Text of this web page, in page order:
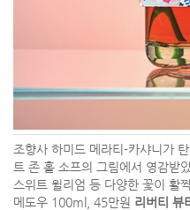
조향사 하미드 메라티-카샤니가
트 존 홀 소프의 그림에서 영감받
스위트 윌리엄 등 다양한 꽃이 활
메도우 100ml, 45만원 리버티 뷰